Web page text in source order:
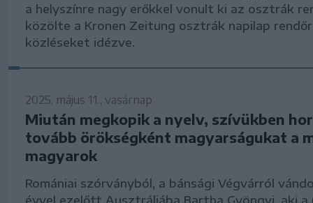
a helyszínre nagy erőkkel vonult ki az osztrák
közölte a Kronen Zeitung osztrák napilap
közléseket idézve.
2025. május 11., vasárnap
Miután megkopik a nyelv, szívükben
tovább örökségként magyarságukat a
magyarok
Romániai szórványból, a bánsági Végvárról
évvel ezelőtt Ausztráliába Bartha Gyöngyi, aki a